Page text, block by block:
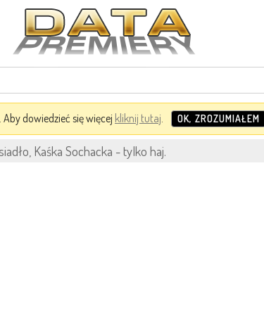
dowiedzieć się więcej kliknij tutaj. OK, ZROZUMIAŁEM
Kaśka Sochacka - tylko haj.